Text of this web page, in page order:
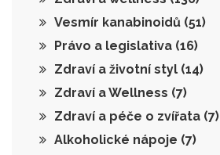
Vesmír kanabinoidů (51)
Právo a legislativa (16)
Zdraví a životní styl (14)
Zdraví a Wellness (7)
Zdraví a péče o zvířata (7)
Alkoholické nápoje (7)